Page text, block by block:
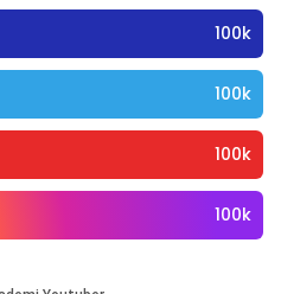
100k
100k
100k
100k